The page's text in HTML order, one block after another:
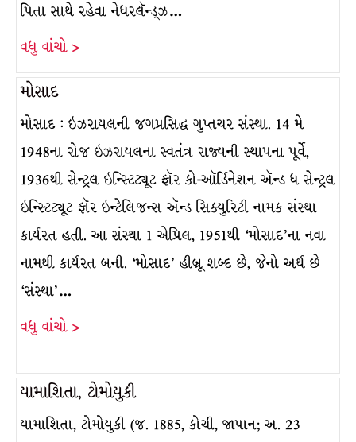
પિતા સાથે રહેવા નેધરલૅન્ડ્ઝ…
વધુ વાંચો >
મોસાદ
મોસાદ : ઇઝરાયલની જગપ્રસિદ્ધ ગુપ્તચર સંસ્થા. 14 મે
1948ના રોજ ઇઝરાયલના સ્વતંત્ર રાજ્યની સ્થાપના પૂર્વે,
1936થી સેન્ટ્રલ ઇન્સ્ટિટ્યૂટ ફૉર કો-ઑર્ડિનેશન ઍન્ડ ધ સેન્ટ્રલ
ઇન્સ્ટિટ્યૂટ ફૉર ઇન્ટેલિજન્સ ઍન્ડ સિક્યુરિટી નામક સંસ્થા
કાર્યરત હતી. આ સંસ્થા 1 એપ્રિલ, 1951થી ‘મોસાદ’ના નવા
નામથી કાર્યરત બની. ‘મોસાદ’ હીબ્રૂ શબ્દ છે, જેનો અર્થ છે
‘સંસ્થા’…
વધુ વાંચો >
યામાશિતા, ટોમોયુકી
યામાશિતા, ટોમોયુકી (જ. 1885, કોચી, જાપાન; અ. 23